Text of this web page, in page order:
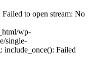
to open stream: No
wp-
single-
include_once(): Failed